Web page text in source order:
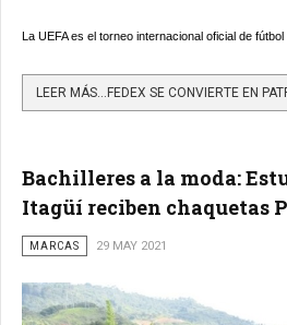
La UEFA es el torneo internacional oficial de
Bachilleres a la moda:
Itagüí reciben chaquetas
MARCAS 29 MAY 2021